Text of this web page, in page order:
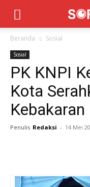
Beranda Sosial
Sosial
PK KNPI
Kota
Penulis Redaksi - 14 Mei